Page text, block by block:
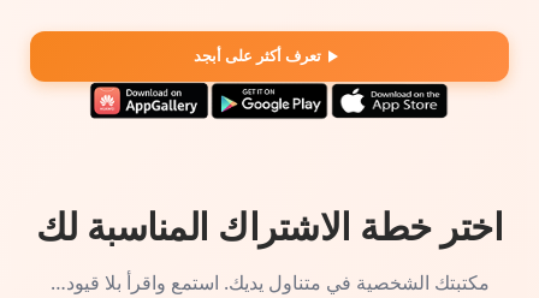
تعرف أكثر على أبجد
اختر خطة الاشتراك المناسبة لك
مكتبتك الشخصية في متناول يديك. استمع واقرأ بلا قيود…